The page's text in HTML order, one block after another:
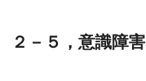
２－５，意識障害